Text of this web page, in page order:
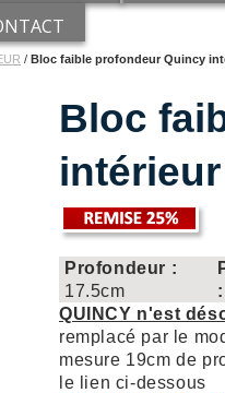
/ Bloc faible profondeur Quincy
Bloc
intérieur
REMISE
:25%
Profondeur :
17.5cm
QUINCY n'est
remplacé par le
mesure 19cm de
le lien ci-dessous